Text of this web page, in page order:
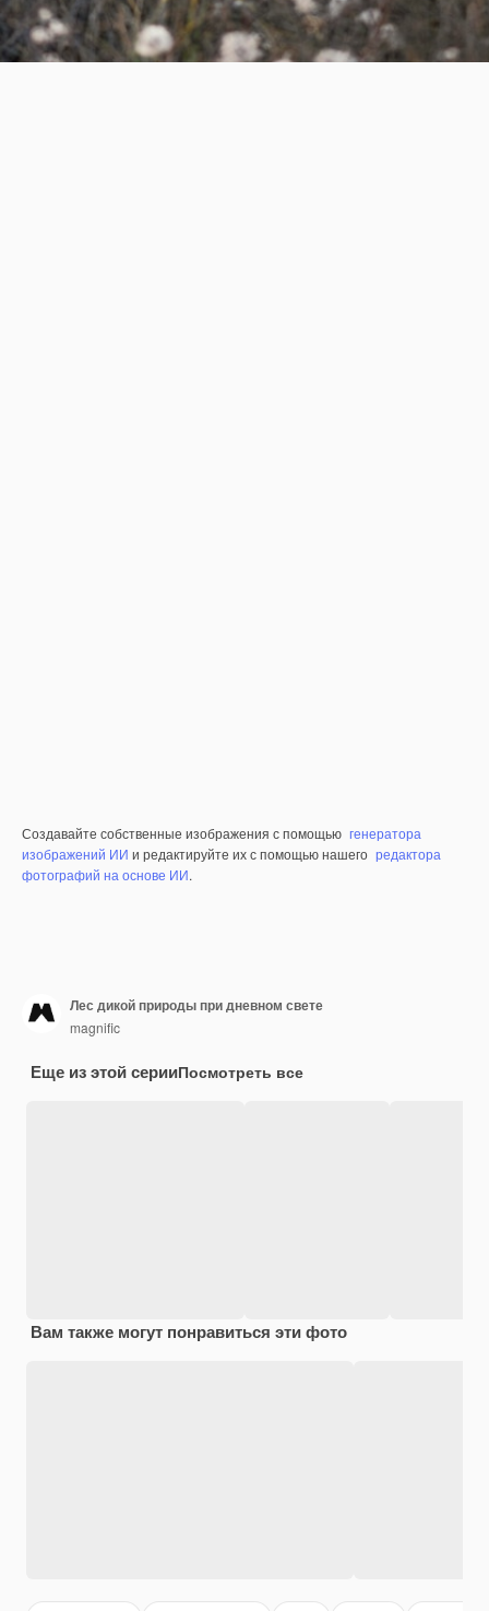
Создавайте собственные изображения с помощью генератора
изображений ИИ и редактируйте их с помощью нашего редактора
фотографий на основе ИИ.
Лес дикой природы при дневном свете
magnific
Еще из этой серииПосмотреть все
Вам также могут понравиться эти фото